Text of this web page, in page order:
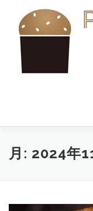
入会案内
月: 2024年